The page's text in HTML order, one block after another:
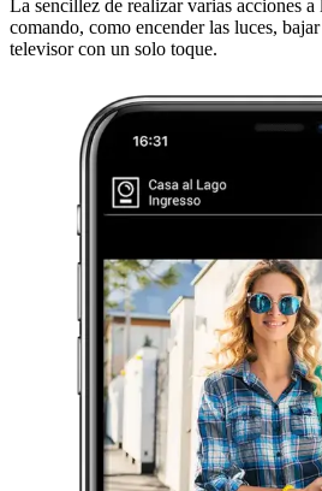
La sencillez de realizar varias acciones
comando, como encender las luces,
televisor con un solo toque.